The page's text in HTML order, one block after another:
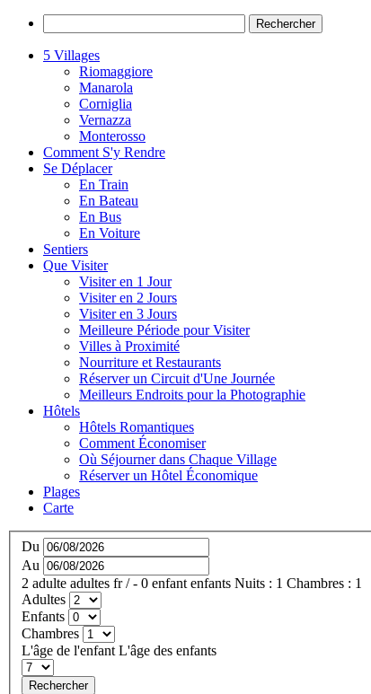
5 Villages
Riomaggiore
Manarola
Corniglia
Vernazza
Monterosso
Comment S'y Rendre
Se Déplacer
En Train
En Bateau
En Bus
En Voiture
Sentiers
Que Visiter
Visiter en 1 Jour
Visiter en 2 Jours
Visiter en 3 Jours
Meilleure Période pour Visiter
Villes à Proximité
Nourriture et Restaurants
Réserver un Circuit d'Une Journée
Meilleurs Endroits pour la Photographie
Hôtels
Hôtels Romantiques
Comment Économiser
Où Séjourner dans Chaque Village
Réserver un Hôtel Économique
Plages
Carte
Du
Au
2 adulte adultes fr / - 0 enfant enfants Nuits : 1 Chambres : 1
Adultes
Enfants
Chambres
L'âge de l'enfant L'âge des enfants
Rechercher